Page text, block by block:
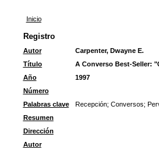
Inicio
Registro
Autor
Carpenter, Dwayne E.
Título
A Converso Best-Seller:
Año
1997
Número
Palabras clave
Recepción; Conversos;
Resumen
Dirección
Autor